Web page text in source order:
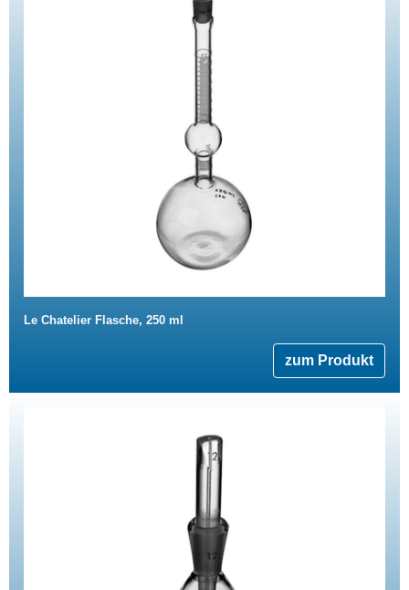
Le Chatelier Flasche, 250 ml
zum Produkt